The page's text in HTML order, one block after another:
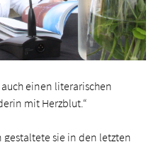
einen literarischen
mit Herzblut.“
gestaltete sie in den letzten